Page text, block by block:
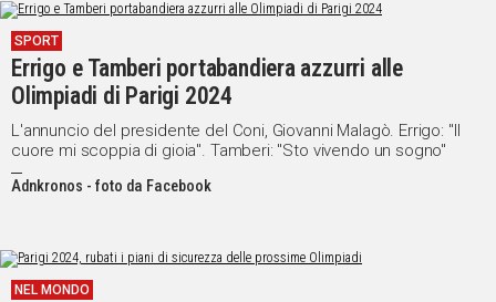
SPORT
Errigo e Tamberi portabandiera azzurri alle
Olimpiadi di Parigi 2024
L'annuncio del presidente del Coni, Giovanni Malagò. Errigo: "Il
cuore mi scoppia di gioia". Tamberi: "Sto vivendo un sogno"
Adnkronos - foto da Facebook
NEL MONDO